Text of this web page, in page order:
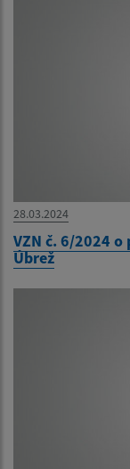
28.03.2024
VZN č. 6/2024
Úbrež